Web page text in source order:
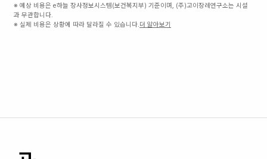
※ 예상 비용은 e하늘 장사정보시스템(보건복지부) 기준이며, (주)고이장례연구소는 시설
과 무관합니다.
※ 실제 비용은 상황에 따라 달라질 수 있습니다.더 알아보기